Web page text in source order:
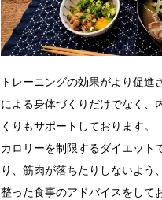
トレーニングの効果がより促進
による身体づくりだけでなく、
くりもサポートしております。
カロリーを制限するダイエット
り、筋肉が落ちたりしないよう
整った食事のアドバイスをして